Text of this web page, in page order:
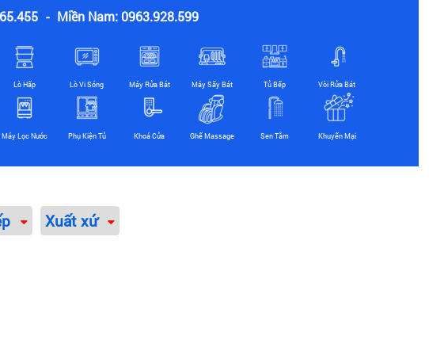
- Miền Nam: 0963.928.599
Lò Hấp Lò Vi Sóng Máy Rửa Bát Máy Sấy Bát Tủ Bếp Vòi Rửa Bát
Máy Lọc Nước Phụ Kiện Tủ Khoá Cửa Ghế Massage Sen Tắm Khuyến Mại
Xuất xứ